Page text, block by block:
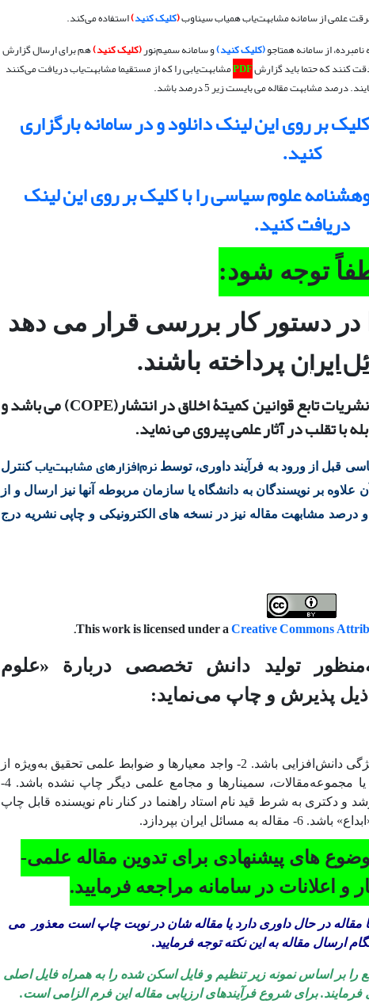
علمیاز سامانه مشابهت‌یاب همیاب سیناوب(کلیک کنید)استفاده می‌کند.
از سامانه همتاجو(کلیک کنید)و سامانه سمیم‌نور(کلیک کنید)هم برای ارسال گزارش
کنند که حتما باید گزارشPDFمشابهت‌یابی را که از مستقیما مشابهت‌یاب دریافت می‌‌کنند
درصد مشابهت مقاله می بایست زیر 5 درصد باشد.
بر روی این لینک دانلود و در سامانه بارگزاری
کنید.
علوم سیاسی را با کلیک بر روی این لینک
دریافت کنید.
توجه شود:
در دستور کار بررسی قرار می دهد
ایران پرداخته باشند.
تابع قوانینکمیتۀاخلاق در انتشار(COPE) می باشد و
با تقلب در آثار علمی پیروی می نماید.
قبل از ورود به فرآیند داوری، توسطنرم‌افزارهایمشابهت‌یابکنترل
بر نویسندگان به دانشگاه یا سازمان مربوطه آنها نیز ارسال و از
و درصد مشابهت مقاله نیز در نسخه های الکترونیکی و چاپی نشریه درج
This work is licensed under aCreative Commons
.
تولید دانش تخصصی دربارة «علوم
پذیرش و چاپ می‌نماید:
1- برآمده از یک کار اصیل پژوهشی و دارای ویژگی‌ دانش‌افزایی باشد. 2- واجد معیارها و ضوابط علمی تحقیق به‌ویژه از
بُعد روشی و نظری باشد. 3- قبلاً در نشریات یا مجموعه‌مقالات، سمینارها و مجامع علمی دیگر چاپ نشده باشد. 4-
و دکتری به شرط قید نام استاد راهنما در کنار نام نویسنده قابل چاپ
های پیشنهادی برای تدوین مقاله علمی-
اعلانات در سامانه مراجعه فرمایید.
مقاله در حال داوری دارد یا مقاله شاندر نوبت چاپ است معذورمی
ارسال مقاله به این نکته توجه فرمایید.
بر اساس نمونه زیر تنظیم و فایل اسکن شده را به همراه فایل اصلی
برای شروع فرآیندهای ارزیابی مقاله این فرم الزامی است.